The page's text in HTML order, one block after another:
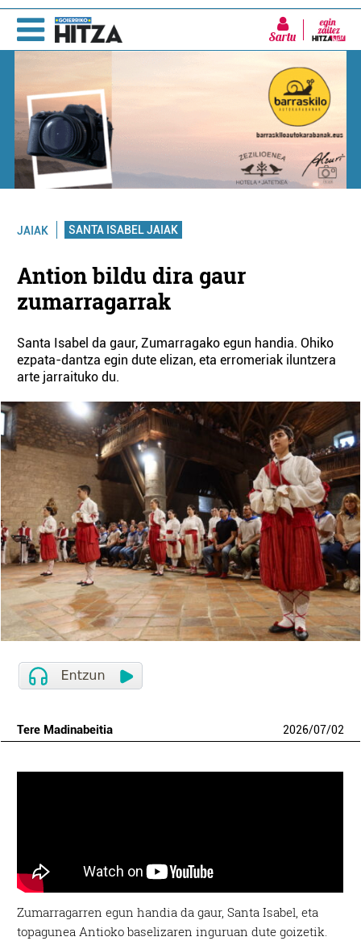
Sartu
JAIAK SANTA ISABEL JAIAK
Antion bildu dira gaur
zumarragarrak
Santa Isabel da gaur, Zumarragako egun handia. Ohiko
ezpata-dantza egin dute elizan, eta erromeriak iluntzera
arte jarraituko du.
Tere Madinabeitia 2026/07/02
Zumarragarren egun handia da gaur, Santa Isabel, eta
topagunea Antioko baselizaren inguruan dute goizetik.